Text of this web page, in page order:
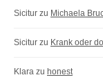
Sicitur zu Michaela
Sicitur zu Krank oder
Klara zu honest